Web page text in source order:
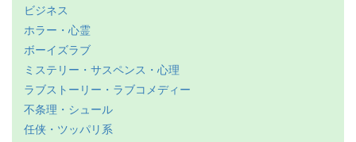
ビジネス
ホラー・心霊
ボーイズラブ
ミステリー・サスペンス・心理
ラブストーリー・ラブコメディー
不条理・シュール
任侠・ツッパリ系